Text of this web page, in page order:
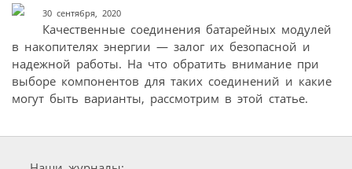
30 сентября, 2020
Качественные соединения батарейных модулей
в накопителях энергии — залог их безопасной и
надежной работы. На что обратить внимание при
выборе компонентов для таких соединений и какие
могут быть варианты, рассмотрим в этой статье.